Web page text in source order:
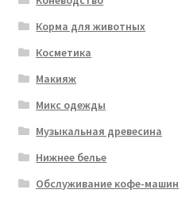
Корма для животных
Косметика
Макияж
Микс одежды
Музыкальная древесина
Нижнее белье
Обслуживание кофе-машин